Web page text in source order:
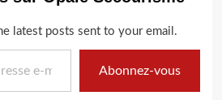
latest posts sent to your email.
Abonnez-vous